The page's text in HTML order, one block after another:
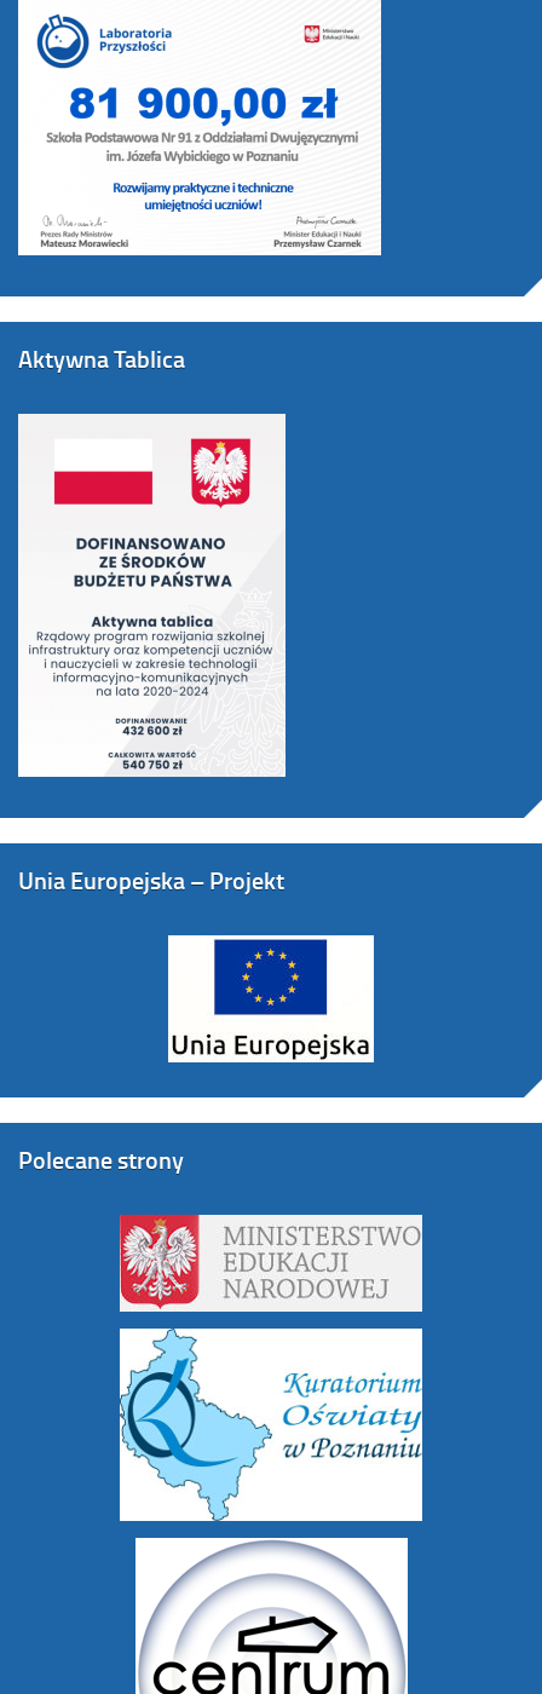
Aktywna Tablica
Unia Europejska – Projekt
Polecane strony